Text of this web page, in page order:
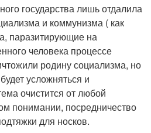
государства лишь отдалила
и коммунизма ( как
паразитирующие на
человека процессе
родину социализма, но
усложняться и
очистится от любой
понимании, посредничество
для носков.